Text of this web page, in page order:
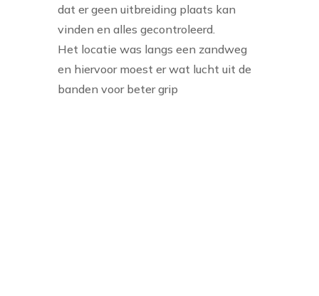
dat er geen uitbreiding plaats kan
vinden en alles gecontroleerd.
Het locatie was langs een zandweg
en hiervoor moest er wat lucht uit de
banden voor beter grip